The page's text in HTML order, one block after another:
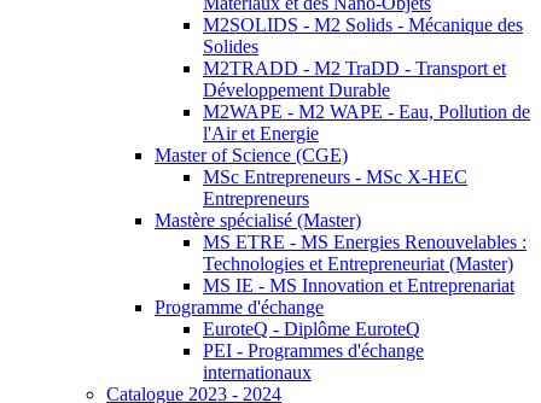
M2SOLIDS - M2 Solids - Mécanique des
Solides
M2TRADD - M2 TraDD - Transport et
Développement Durable
M2WAPE - M2 WAPE - Eau, Pollution de
l'Air et Energie
Master of Science (CGE)
MSc Entrepreneurs - MSc X-HEC
Entrepreneurs
Mastère spécialisé (Master)
MS ETRE - MS Energies Renouvelables :
Technologies et Entrepreneuriat (Master)
MS IE - MS Innovation et Entreprenariat
Programme d'échange
EuroteQ - Diplôme EuroteQ
PEI - Programmes d'échange
internationaux
Catalogue 2023 - 2024